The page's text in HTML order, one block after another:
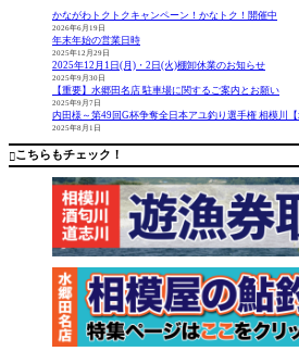
かながわトクトクキャンペーン！かなトク！開催中
2026年6月19日
年末年始の営業日時
2025年12月29日
2025年12月1日(月)・2日(火)棚卸休業のお知らせ
2025年9月30日
【重要】水郷田名店 駐車場に関するご案内とお願い
2025年9月7日
内田様～第49回G杯争奪全日本アユ釣り選手権 相模川
2025年8月1日
こちらもチェック！
専用ロッ
た！ VCタ
バチコン
アジング
計された
高性能ロ